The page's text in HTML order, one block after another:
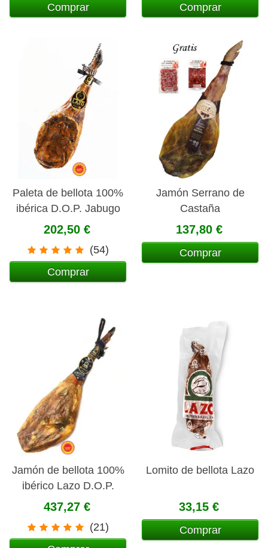
Comprar Comprar
Paleta de bellota 100%
ibérica D.O.P. Jabugo
Lazo
202,50 €
(54)
Comprar
Jamón Serrano de
Castaña
137,80 €
Comprar
Jamón de bellota 100%
ibérico Lazo D.O.P.
Jabugo
437,27 €
(21)
Lomito de bellota Lazo
33,15 €
Comprar